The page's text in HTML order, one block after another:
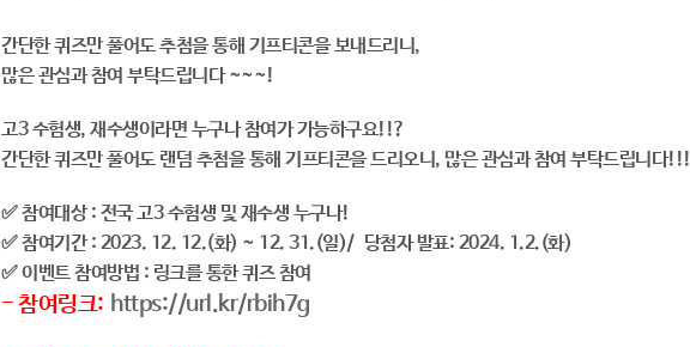
간단한 퀴즈만 풀어도 추첨을 통해 기프티콘을 보내드리니,
많은 관심과 참여 부탁드립니다 ~~~!
고3 수험생, 재수생이라면 누구나 참여가 가능하구요!!?
간단한 퀴즈만 풀어도 랜덤 추첨을 통해 기프티콘을 드리오니, 많은 관심과 참여 부탁드립니다!!!
✅ 참여대상 : 전국 고3 수험생 및 재수생 누구나!
✅ 참여기간 : 2023. 12. 12.(화) ~ 12. 31.(일)/ 당첨자 발표: 2024. 1.2.(화)
✅ 이벤트 참여방법 : 링크를 통한 퀴즈 참여
- 참여링크: https://url.kr/rbih7g